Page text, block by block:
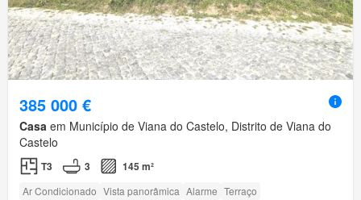
385 000 €
Casa em Município de Viana do Castelo, Distrito de Viana do
Castelo
T3 3 145 m²
Ar Condicionado Vista panorâmica Alarme Terraço